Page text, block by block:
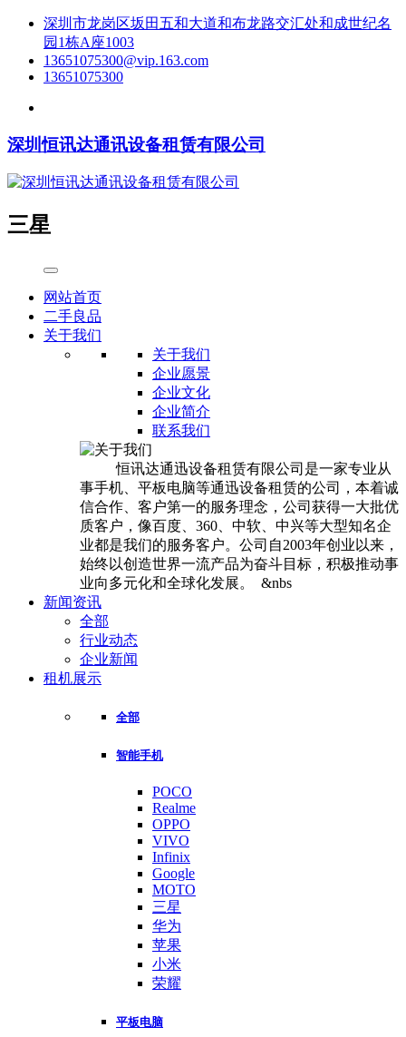
深圳市龙岗区坂田五和大道和布龙路交汇处和成世纪名
园1栋A座1003
13651075300@vip.163.com
13651075300
深圳恒讯达通讯设备租赁有限公司
三星
网站首页
二手良品
关于我们
关于我们
企业愿景
企业文化
企业简介
联系我们
恒讯达通迅设备租赁有限公司是一家专业从
事手机、平板电脑等通迅设备租赁的公司，本着诚
信合作、客户第一的服务理念，公司获得一大批优
质客户，像百度、360、中软、中兴等大型知名企
业都是我们的服务客户。公司自2003年创业以来，
始终以创造世界一流产品为奋斗目标，积极推动事
业向多元化和全球化发展。 &nbs
新闻资讯
全部
行业动态
企业新闻
租机展示
全部
智能手机
POCO
Realme
OPPO
VIVO
Infinix
Google
MOTO
三星
华为
苹果
小米
荣耀
平板电脑